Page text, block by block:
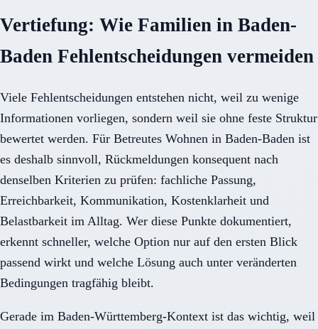
Vertiefung: Wie Familien in Baden-
Baden Fehlentscheidungen vermeiden
Viele Fehlentscheidungen entstehen nicht, weil zu wenige
Informationen vorliegen, sondern weil sie ohne feste Struktur
bewertet werden. Für Betreutes Wohnen in Baden-Baden ist
es deshalb sinnvoll, Rückmeldungen konsequent nach
denselben Kriterien zu prüfen: fachliche Passung,
Erreichbarkeit, Kommunikation, Kostenklarheit und
Belastbarkeit im Alltag. Wer diese Punkte dokumentiert,
erkennt schneller, welche Option nur auf den ersten Blick
passend wirkt und welche Lösung auch unter veränderten
Bedingungen tragfähig bleibt.
Gerade im Baden-Württemberg-Kontext ist das wichtig, weil